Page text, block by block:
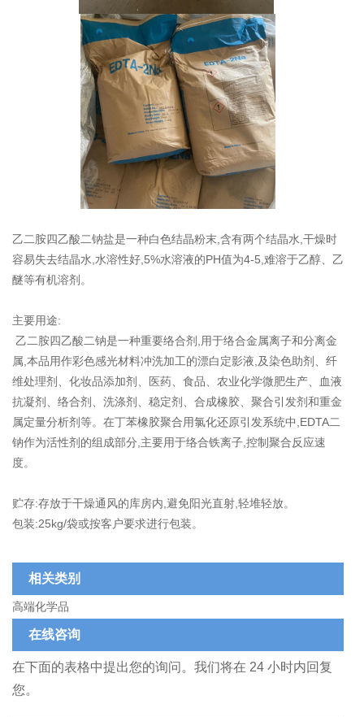
乙二胺四乙酸二钠盐是一种白色结晶粉末,含有两个结晶水,干燥时
容易失去结晶水,水溶性好,5%水溶液的PH值为4-5,难溶于乙醇、乙
醚等有机溶剂。
主要用途:
乙二胺四乙酸二钠是一种重要络合剂,用于络合金属离子和分离金
属,本品用作彩色感光材料冲洗加工的漂白定影液,及染色助剂、纤
维处理剂、化妆品添加剂、医药、食品、农业化学微肥生产、血液
抗凝剂、络合剂、洗涤剂、稳定剂、合成橡胶、聚合引发剂和重金
属定量分析剂等。在丁苯橡胶聚合用氯化还原引发系统中,EDTA二
钠作为活性剂的组成部分,主要用于络合铁离子,控制聚合反应速
度。
贮存:存放于干燥通风的库房内,避免阳光直射,轻堆轻放。
包装:25kg/袋或按客户要求进行包装。
相关类别
高端化学品
在线咨询
在下面的表格中提出您的询问。我们将在 24 小时内回复
您。